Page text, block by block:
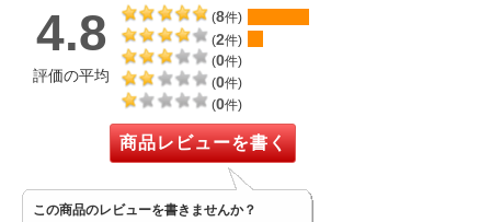
4.8
評価の平均
(8件)
(2件)
(0件)
(0件)
(0件)
商品レビューを書く
この商品のレビューを書きませんか？